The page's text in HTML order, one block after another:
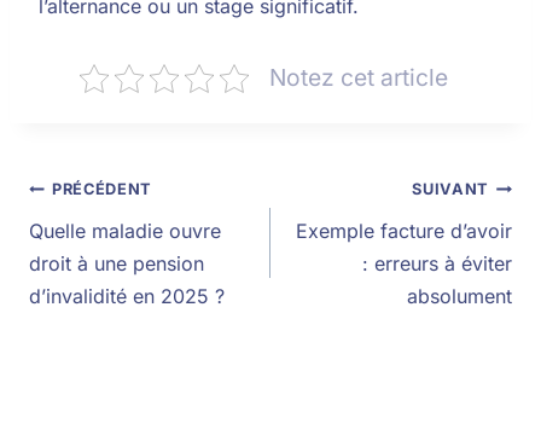
l’alternance ou un stage significatif.
Notez cet article
PRÉCÉDENT
Quelle maladie ouvre
droit à une pension
d’invalidité en 2025 ?
SUIVANT
Exemple facture d’avoir
: erreurs à éviter
absolument